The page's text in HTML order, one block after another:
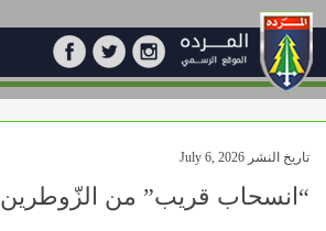
تاريخ النشر July 6, 2026
“انسحاب قريب” من الزّوطرين